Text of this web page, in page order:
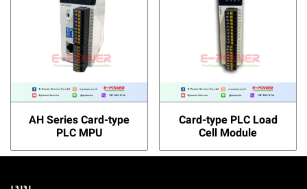
AH Series Card-type
PLC MPU
Card-type PLC Load
Cell Module